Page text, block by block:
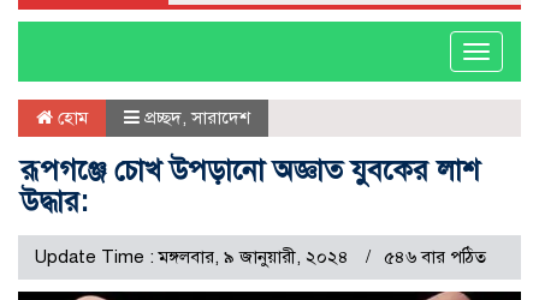
Toggle
হোম প্রচ্ছদ,সারাদেশ
রূপগঞ্জে চোখ উপড়ানো অজ্ঞাত যুবকের লাশ
উদ্ধার:
Update Time : মঙ্গলবার, ৯ জানুয়ারী, ২০২৪ ৫৪৬ বার পঠিত